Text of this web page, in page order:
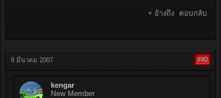
+ อ้างถึง ตอบกลับ
8 มีนาคม 2007 #40
kengar
New Member